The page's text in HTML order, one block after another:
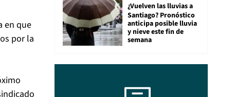
en que
por la
¿Vuelven las lluvias a
Santiago? Pronóstico
anticipa posible lluvia
y nieve este fin de
semana